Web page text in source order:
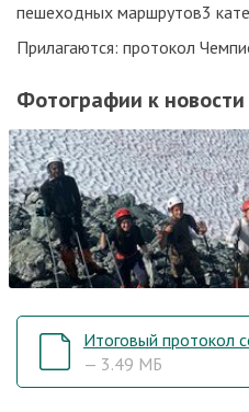
пешеходных маршрутов3
Прилагаются: протокол
Фотографии к новости
Итоговый протокол
— 3.49 МБ